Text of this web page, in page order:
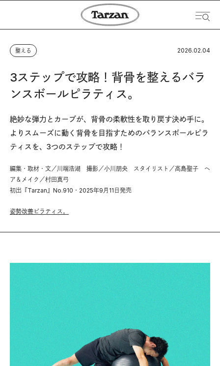
整える 2026.02.04
3ステップで攻略！背骨を整えるバラ
ンスボールピラティス。
絶妙な弾力とカーブが、背骨の柔軟性を取り戻す決め手に。
よりスムーズに動く背骨を目指すためのバランスボールピラ
ティスを、3つのステップで攻略！
編集・取材・文／川端浩湖 撮影／小川朋央 スタイリスト／高島聖子 ヘ
ア＆メイク／村田真弓
初出『Tarzan』No.910・2025年9月11日発売
姿勢改善ピラティス。